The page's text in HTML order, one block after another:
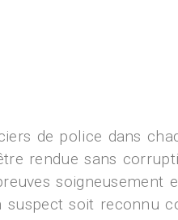
de police dans
rendue sans
soigneusement
soit reconnu